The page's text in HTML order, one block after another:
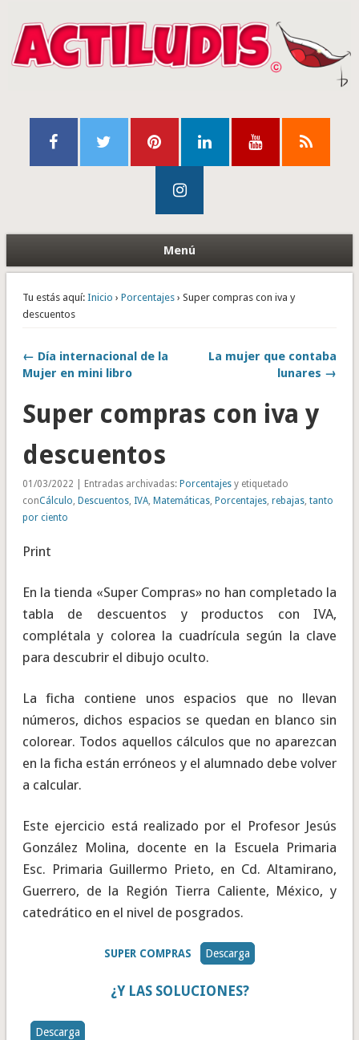
Menú
Tu estás aquí: Inicio › Porcentajes› Super compras con iva y
descuentos
← Día internacional de la
Mujer en mini libro
La mujer que contaba
lunares →
Super compras con iva y
descuentos
01/03/2022 | Entradas archivadas: Porcentajesy etiquetado
conCálculo, Descuentos, IVA, Matemáticas, Porcentajes, rebajas, tanto
por ciento
Print
En la tienda «Super Compras» no han completado la
tabla de descuentos y productos con IVA,
complétala y colorea la cuadrícula según la clave
para descubrir el dibujo oculto.
La ficha contiene unos espacios que no llevan
números, dichos espacios se quedan en blanco sin
colorear. Todos aquellos cálculos que no aparezcan
en la ficha están erróneos y el alumnado debe volver
a calcular.
Este ejercicio está realizado por el Profesor Jesús
González Molina, docente en la Escuela Primaria
Esc. Primaria Guillermo Prieto, en Cd. Altamirano,
Guerrero, de la Región Tierra Caliente, México, y
catedrático en el nivel de posgrados.
SUPER COMPRAS Descarga
¿Y LAS SOLUCIONES?
Descarga